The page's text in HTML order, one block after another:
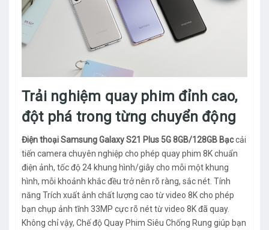
Trải nghiệm quay phim đỉnh cao,
đột phá trong từng chuyển động
Điện thoại Samsung Galaxy S21 Plus 5G 8GB/128GB Bạccải
tiến camera chuyên nghiệp cho phép quay phim 8K chuẩn
điện ảnh, tốc độ 24 khung hình/giây cho mỗi một khung
hình, mỗi khoảnh khắc đều trở nên rõ ràng, sắc nét. Tính
năng Trích xuất ảnh chất lượng cao từ video 8K cho phép
bạn chụp ảnh tĩnh 33MP cực rõ nét từ video 8K đã quay.
Không chỉ vậy, Chế độ Quay Phim Siêu Chống Rung giúp bạn